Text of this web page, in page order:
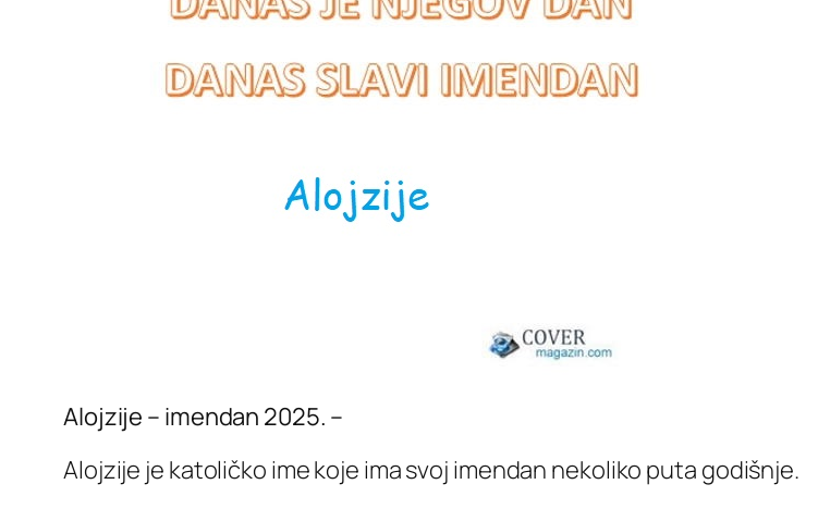
Alojzije – imendan 2025. –
Alojzije je katoličko ime koje ima svoj imendan nekoliko puta godišnje.